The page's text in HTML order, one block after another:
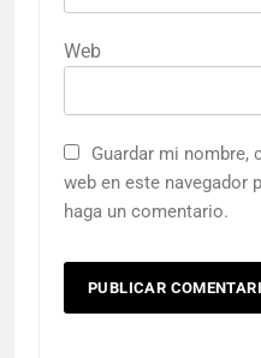
Web
Guardar mi
web en este navegador
haga un comentario.